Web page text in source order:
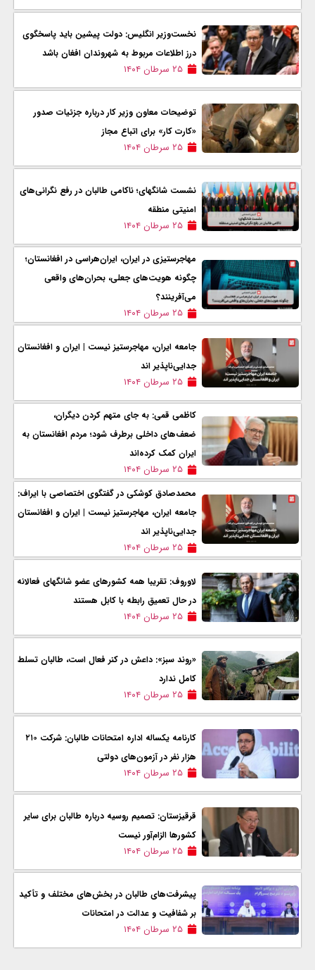
نخست‌وزیر انگلیس: دولت پیشین باید پاسخگوی
درز اطلاعات مربوط به شهروندان افغان باشد
۲۵ سرطان ۱۴۰۴
توضیحات معاون وزیر کار درباره جزئیات صدور
«کارت کار» برای اتباع مجاز
۲۵ سرطان ۱۴۰۴
نشست شانگهای؛ ناکامی طالبان در رفع نگرانی‌های
امنیتی منطقه
۲۵ سرطان ۱۴۰۴
مهاجرستیزی در ایران، ایران‌هراسی در افغانستان؛
چگونه هویت‌های جعلی، بحران‌های واقعی
می‌آفرینند؟
۲۵ سرطان ۱۴۰۴
جامعه ایران، مهاجرستیز نیست | ایران و افغانستان
جدایی‌ناپذیر اند
۲۵ سرطان ۱۴۰۴
کاظمی قمی: به جای متهم کردن دیگران،
ضعف‌های داخلی برطرف شود؛ مردم افغانستان به
ایران کمک کرده‌اند
۲۵ سرطان ۱۴۰۴
محمدصادق کوشکی در گفتگوی اختصاصی با ایراف:
جامعه ایران، مهاجرستیز نیست | ایران و افغانستان
جدایی‌ناپذیر اند
۲۵ سرطان ۱۴۰۴
لاوروف: تقریبا همه کشورهای عضو شانگهای فعالانه
در حال تعمیق رابطه با کابل هستند
۲۵ سرطان ۱۴۰۴
«روند سبز»: داعش در کنر فعال است، طالبان تسلط
کامل ندارد
۲۵ سرطان ۱۴۰۴
کارنامه یکساله اداره امتحانات طالبان: شرکت ۲۱٠
هزار نفر در آزمون‌های دولتی
۲۵ سرطان ۱۴۰۴
قرقیزستان: تصمیم روسیه درباره طالبان برای سایر
کشورها الزام‌آور نیست
۲۵ سرطان ۱۴۰۴
پیشرفت‌های طالبان در بخش‌های مختلف و تأکید
بر شفافیت و عدالت در امتحانات
۲۵ سرطان ۱۴۰۴